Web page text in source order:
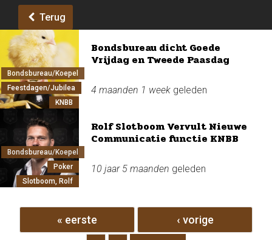
Terug
Bondsbureau/Koepel
Feestdagen/Jubilea
KNBB
Bondsbureau dicht Goede
Vrijdag en Tweede Paasdag
4 maanden 1 week geleden
Bondsbureau/Koepel
Poker
Slotboom, Rolf
Rolf Slotboom Vervult Nieuwe
Communicatie functie KNBB
10 jaar 5 maanden geleden
Pagina's
« eerste ‹ vorige